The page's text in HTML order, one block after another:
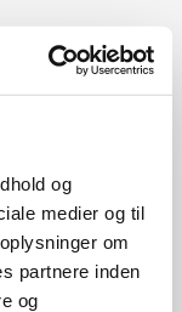
og
medier og til
om
partnere inden
og
tid på Tlf.: